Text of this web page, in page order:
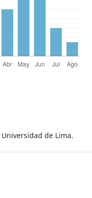
de Lima.